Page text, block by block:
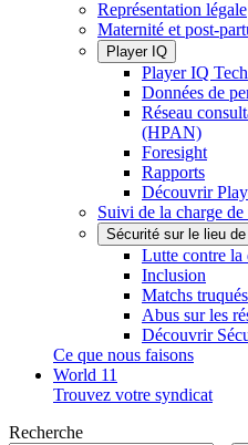
Représentation légale
Maternité et post-
Player IQ
Player IQ Tech
Données de
Réseau
(HPAN)
Foresight
Rapports
Découvrir
Suivi de la charge de
Sécurité sur le lieu de
Lutte contre la
Inclusion
Matchs truqués
Abus sur les
Découvrir
Ce que nous faisons
World 11
Trouvez votre syndicat
Recherche